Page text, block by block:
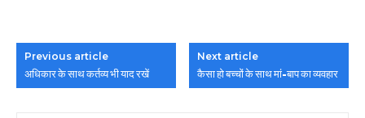
Previous article
अधिकार के साथ कर्तव्य भी याद रखें
Next article
कैसा हो बच्चों के साथ मां-बाप का व्यवहार